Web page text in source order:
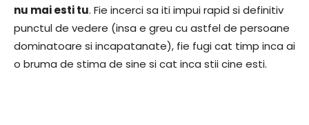
nu mai esti tu. Fie incerci sa iti impui rapid si definitiv
punctul de vedere (insa e greu cu astfel de persoane
dominatoare si incapatanate), fie fugi cat timp inca ai
o bruma de stima de sine si cat inca stii cine esti.